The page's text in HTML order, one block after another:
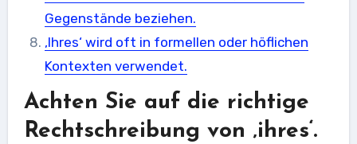
Gegenstände beziehen.
‚Ihres‘ wird oft in formellen oder höflichen
Kontexten verwendet.
Achten Sie auf die richtige
Rechtschreibung von ‚ihres‘.